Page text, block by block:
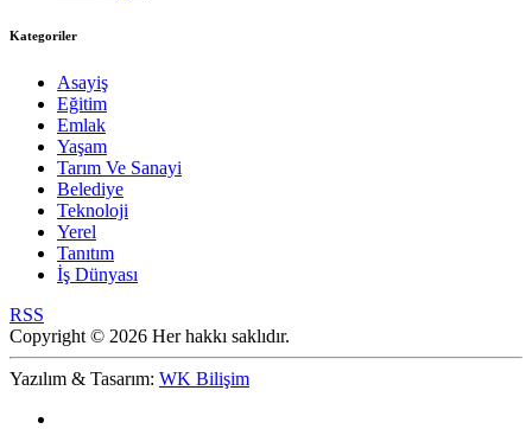
Kategoriler
Asayiş
Eğitim
Emlak
Yaşam
Tarım Ve Sanayi
Belediye
Teknoloji
Yerel
Tanıtım
İş Dünyası
RSS
Copyright © 2026 Her hakkı saklıdır.
Yazılım & Tasarım: WK Bilişim